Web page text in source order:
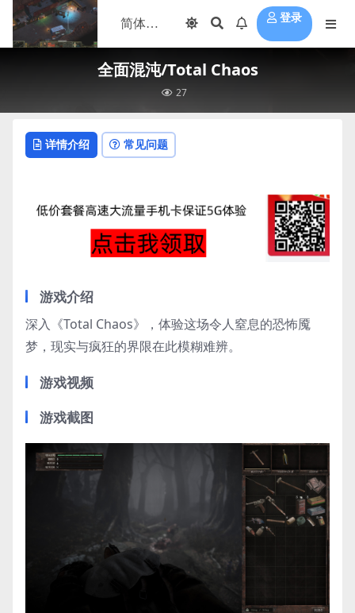
登录
全面混沌/Total Chaos
27
详情介绍 常见问题
游戏介绍
深入《Total Chaos》，体验这场令人窒息的恐怖魇
梦，现实与疯狂的界限在此模糊难辨。
游戏视频
游戏截图